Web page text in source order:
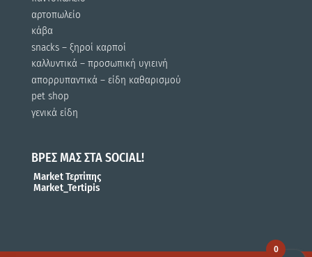
αρτοπωλείο
κάβα
snacks – ξηροί καρποί
καλλυντικά – προσωπική υγιεινή
απορρυπαντικά – είδη καθαρισμού
pet shop
γενικά είδη
ΒΡΕΣ ΜΑΣ ΣΤΑ SOCIAL!
Market Τερτίπης
Market_Tertipis
0